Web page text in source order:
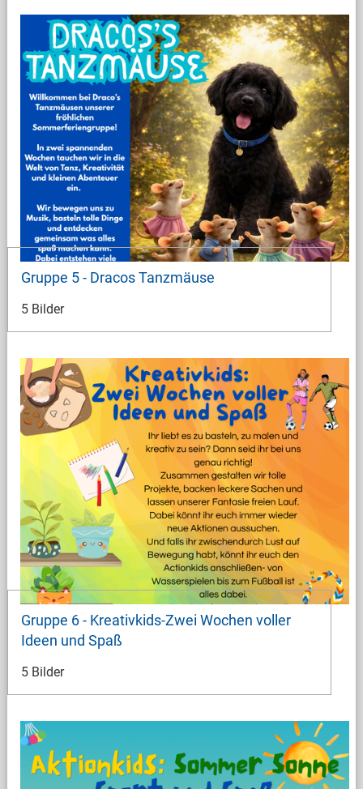
Gruppe 5 - Dracos Tanzmäuse
5 Bilder
Gruppe 6 - Kreativkids-Zwei Wochen voller
Ideen und Spaß
5 Bilder